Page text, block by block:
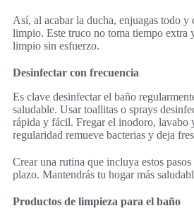
Así, al acabar la ducha, enjuagas todo y
limpio. Este truco no toma tiempo extra
limpio sin esfuerzo.
Desinfectar con frecuencia
Es clave desinfectar el baño
saludable. Usar toallitas o sprays
rápida y fácil. Fregar el inodoro, lavabo
regularidad remueve bacterias y deja
Crear una rutina que incluya estos
plazo. Mantendrás tu hogar más
Productos de limpieza para el baño